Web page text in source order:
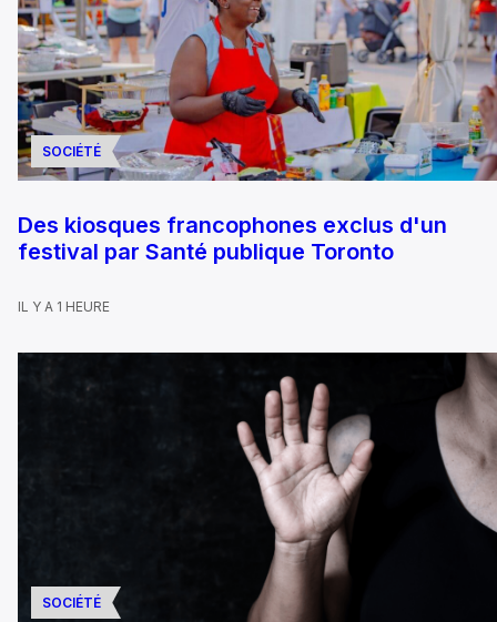
SOCIÉTÉ
Des kiosques francophones exclus d'un
festival par Santé publique Toronto
IL Y A 1 HEURE
SOCIÉTÉ